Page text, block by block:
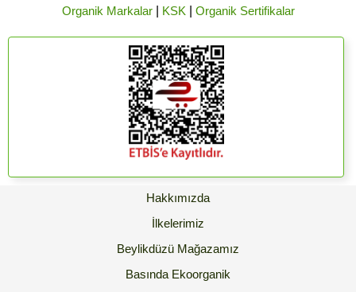
Organik Markalar| KSK Organik Sertifikalar
Hakkımızda
İlkelerimiz
Beylikdüzü Mağazamız
Basında Ekoorganik